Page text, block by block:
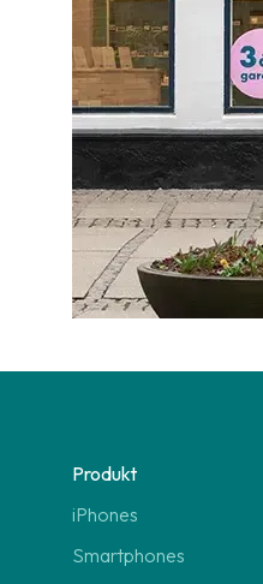
Produkt
iPhones
Smartphones